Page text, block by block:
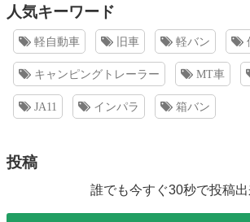
人気キーワード
軽自動車 旧車 軽バン
キャンピングトレーラー MT車
JA11 インパラ 箱バン
投稿
誰でも今すぐ30秒で投稿出